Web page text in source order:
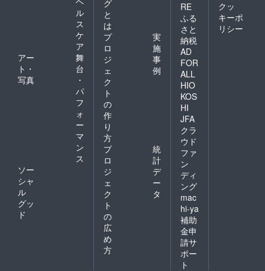
ル
ス
ケ
ア
アー
ト・
写真
舞
台
・
パ
フ
ォ
ー
マ
ン
ス
ソー
シャ
ル
グッ
ド
グ
と
は
プ
ロ
ジ
ェ
ク
ト
の
作
り
方
実
施
事
例
プ
ロ
ジ
ェ
ク
ト
の
広
め
方
統
計
デ
ー
タ
RE
ふる
さと
納税
AD
FOR
ALL
HIO
KOS
HI
JFA
クラ
ウド
ファ
ン
ディ
ング
mac
hi-ya
補助
金申
請サ
ポー
ト
クッ
キーポ
リシー